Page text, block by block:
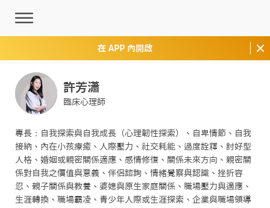
在 APP 內開啟
許芳瀟
臨床心理師
專長：自我探索與自我成長（心理韌性探索）、自卑情節、自我
接納、內在小孩療癒、人際壓力、社交耗能、過度詮釋、討好型
人格、婚姻或親密關係適應、感情修復、關係未來方向、親密關
係對自我之價值與意義、伴侶諮詢、情緒覺察與認識、挫折容
忍、親子關係與教養、婆媳與原生家庭關係、職場壓力與適應、
生涯轉換、職場霸凌、青少年人際或生涯探索、企業與職場領導